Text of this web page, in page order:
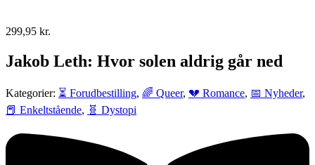
299,95 kr.
Jakob Leth: Hvor solen aldrig går ned
Kategorier: ⏳ Forudbestilling, 🌈 Queer, 💔 Romance, 📅 Nyheder,
📕 Enkeltstående, 🧬 Dystopi